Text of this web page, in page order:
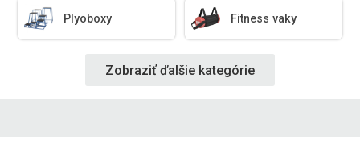
Plyoboxy Fitness vaky
Zobraziť ďalšie kategórie